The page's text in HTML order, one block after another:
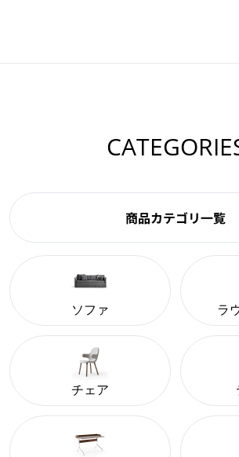
商品カテゴリ一覧
ソファ ラ
チェア